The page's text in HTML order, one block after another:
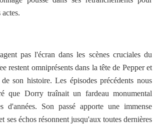
actes.
pas l'écran dans les scènes cruciales du
restent omniprésents dans la tête de Pepper et
son histoire. Les épisodes précédents nous
que Dorry traînait un fardeau monumental
d'années. Son passé apporte une immense
ses échos résonnent jusqu'aux toutes dernières